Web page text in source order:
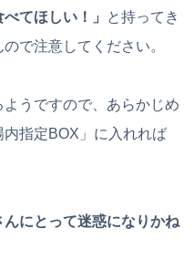
てほしい！」
と持ってき
で注意してください。
うですので、あらかじめ
指定BOX」に入れれば
んにとって迷惑になりかね